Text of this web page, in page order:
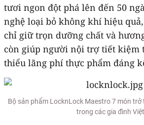
tươi ngon đột phá lên đến 50
nghệ loại bỏ không khí hiệu
chỉ giữ trọn dưỡng chất và
còn giúp người nội trợ tiết kiệm
thiểu lãng phí thực phẩm đáng
Bộ sản phẩm LocknLock Maestro 7 món
trong các gia đình Việt